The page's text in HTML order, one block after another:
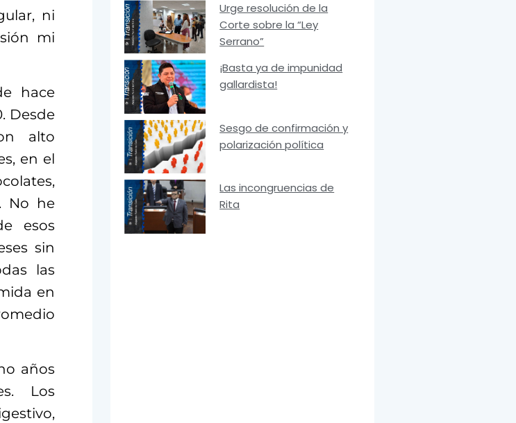
ni
mi
hace
Desde
alto
en el
No he
esos
sin
las
en
años
Los
Urge resolución de la
Corte sobre la “Ley
Serrano”
¡Basta ya de impunidad
gallardista!
Sesgo de confirmación y
polarización política
Las incongruencias de
Rita